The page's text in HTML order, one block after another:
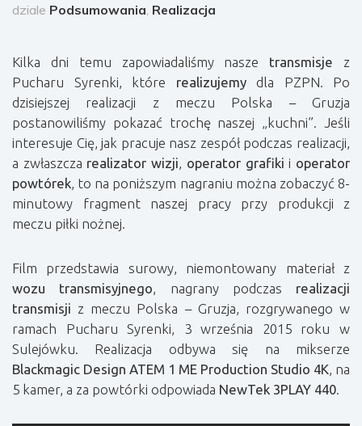
dziale Podsumowania, Realizacja
Kilka dni temu zapowiadaliśmy nasze transmisje z
Pucharu Syrenki, które realizujemydla PZPN. Po
dzisiejszej realizacji z meczu Polska – Gruzja
postanowiliśmy pokazać trochę naszej „kuchni”. Jeśli
interesuje Cię, jak pracuje nasz zespół podczas realizacji,
a zwłaszcza realizator wizji, operator grafiki i operator
powtórek, to na poniższym nagraniu można zobaczyć 8-
minutowy fragment naszej pracy przy produkcji z
meczu piłki nożnej.
Film przedstawia surowy, niemontowany materiał z
wozu transmisyjnego, nagrany podczas realizacji
transmisji z meczu Polska – Gruzja, rozgrywanego w
ramach Pucharu Syrenki, 3 września 2015 roku w
Sulejówku. Realizacja odbywa się na mikserze
Blackmagic Design ATEM 1 ME Production Studio 4K, na
5 kamer, a za powtórki odpowiada NewTek 3PLAY 440.